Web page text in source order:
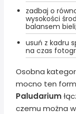
zadbaj o
wysokości
balansem bieli;
usuń z kadru
na czas
Osobna
mocno ten
Paludarium
czemu można